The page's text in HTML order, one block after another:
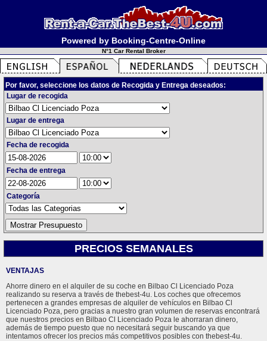
Powered by Booking-Centre-Online
N°1 Car Rental Broker
Por favor, seleccione los datos de Recogida y Entrega deseados:
Lugar de recogida
Lugar de entrega
Fecha de recogida
Fecha de entrega
Categoría
PRECIOS SEMANALES
VENTAJAS
Ahorre dinero en el alquiler de su coche en Bilbao Cl Licenciado Poza
realizando su reserva a través de thebest-4u. Los coches que ofrecemos
pertenecen a grandes empresas de alquiler de vehículos en Bilbao Cl
Licenciado Poza, pero gracias a nuestro gran volumen de reservas encontrará
que nuestros precios en Bilbao Cl Licenciado Poza le ahorraran dinero,
además de tiempo puesto que no necesitará seguir buscando ya que
intentamos ofrecer los precios más competitivos posibles con thebest-4u.